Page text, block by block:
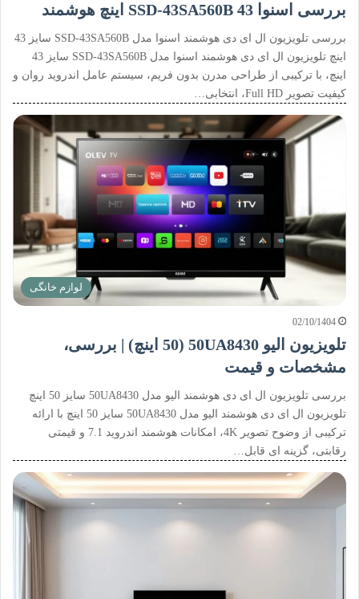
بررسی اسنوا SSD-43SA560B 43 اینچ هوشمند
بررسی تلویزیون ال ای دی هوشمند اسنوا مدل SSD-43SA560B سایز 43
اینچ تلویزیون ال ای دی هوشمند اسنوا مدل SSD-43SA560B سایز 43
اینچ، با ترکیبی از طراحی مدرن بدون فریم، سیستم عامل اندروید روان و
کیفیت تصویر Full HD، انتخابی…
لوازم خانگی
02/10/1404
تلویزیون الیو 50UA8430 (50 اینچ) | بررسی،
مشخصات و قیمت
بررسی تلویزیون ال ای دی هوشمند الیو مدل 50UA8430 سایز 50 اینچ
تلویزیون ال ای دی هوشمند الیو مدل 50UA8430 سایز 50 اینچ با ارائه
ترکیبی از وضوح تصویر 4K، امکانات هوشمند اندروید 7.1 و قیمتی
رقابتی، گزینه ای قابل…